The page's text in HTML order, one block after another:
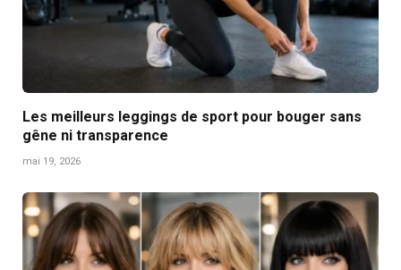
Les meilleurs leggings de sport pour bouger sans
gêne ni transparence
mai 19, 2026